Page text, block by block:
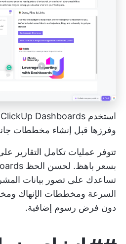
وفرزها قبل إنشاء مخططات
بسعر باهظ. لحسن الحظ
تساعدك على تصور بيانات
السرعة ومخططات الإنهاك
دون فرض رسوم إضافية.